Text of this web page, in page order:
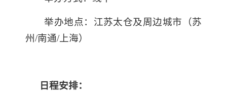
举办地点：江苏太仓及周边城市（苏
州/南通/上海）
日程安排：